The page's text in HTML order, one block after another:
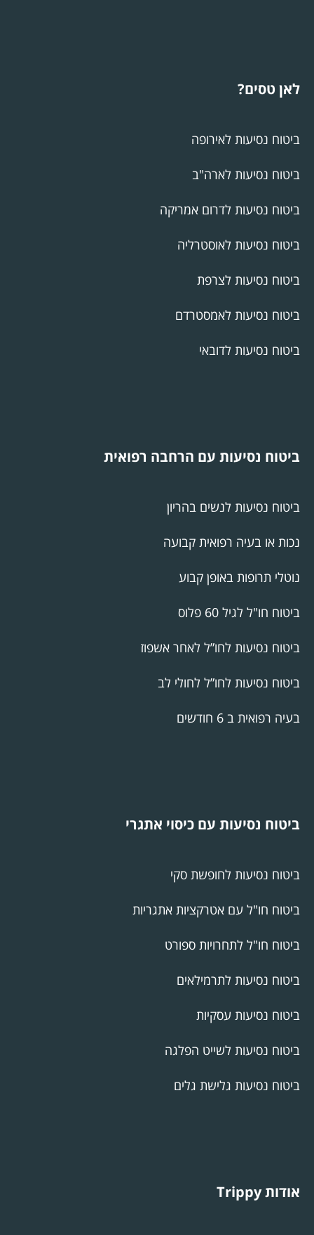
לאן טסים?
ביטוח נסיעות לאירופה
ביטוח נסיעות לארה"ב
ביטוח נסיעות לדרום אמריקה
ביטוח נסיעות לאוסטרליה
ביטוח נסיעות לצרפת
ביטוח נסיעות לאמסטרדם
ביטוח נסיעות לדובאי
ביטוח נסיעות עם הרחבה רפואית
ביטוח נסיעות לנשים בהריון
נכות או בעיה רפואית קבועה
נוטלי תרופות באופן קבוע
ביטוח חו"ל לגיל 60 פלוס
ביטוח נסיעות לחו”ל לאחר אשפוז
ביטוח נסיעות לחו”ל לחולי לב
בעיה רפואית ב 6 חודשים
ביטוח נסיעות עם כיסוי אתגרי
ביטוח נסיעות לחופשת סקי
ביטוח חו"ל עם אטרקציות אתגריות
ביטוח חו"ל לתחרויות ספורט
ביטוח נסיעות לתרמילאים
ביטוח נסיעות עסקיות
ביטוח נסיעות לשייט הפלגה
ביטוח נסיעות גלישת גלים
אודות Trippy